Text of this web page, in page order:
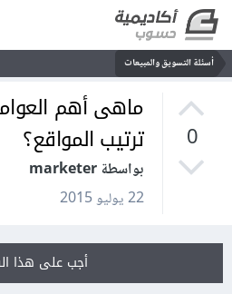
أسئلة التسويق والمبيعات
0
ماهى أهم
ترتيب المواقع؟
بواسطة marketer
22 يوليو 2015
أجب على هذا